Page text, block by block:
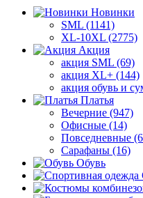
Новинки
SML (1141)
XL-10XL (2775)
Акция
акция SML (69)
акция XL+ (144)
акция обувь и
Платья
Вечерние (947)
Офисные (14)
Повседневные
Сарафаны (16)
Обувь